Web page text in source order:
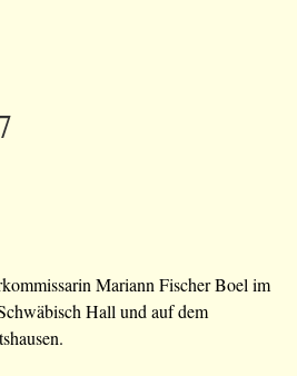
Mariann Fischer Boel im
Hall und auf dem